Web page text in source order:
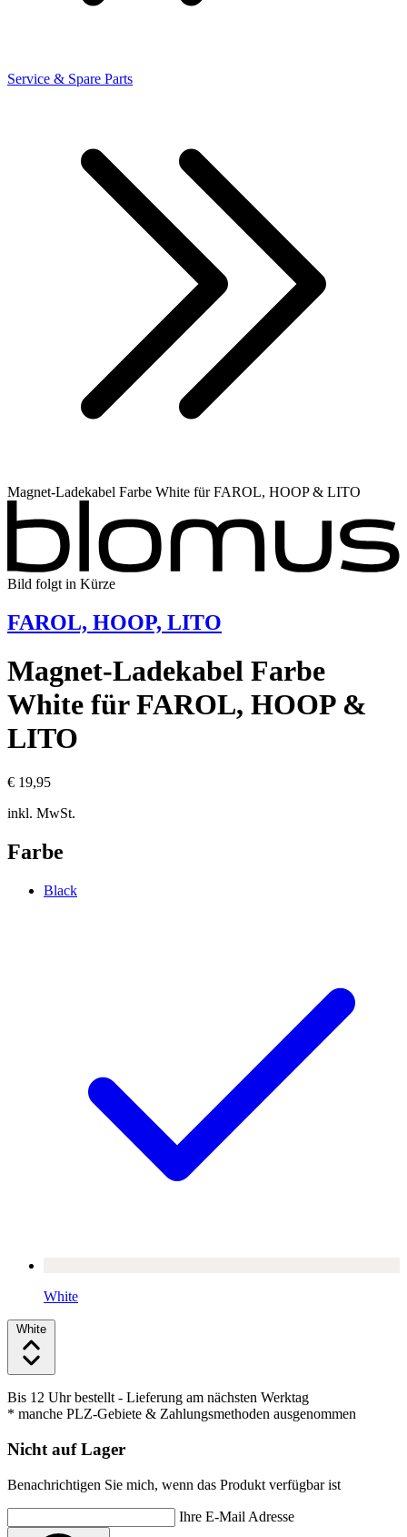
Service & Spare Parts
Magnet-Ladekabel Farbe White für FAROL, HOOP & LITO
Bild folgt in Kürze
FAROL, HOOP, LITO
Magnet-Ladekabel Farbe
White für FAROL, HOOP &
LITO
€ 19,95
inkl. MwSt.
Farbe
Black
White
White
Bis 12 Uhr bestellt - Lieferung am nächsten Werktag
* manche PLZ-Gebiete & Zahlungsmethoden ausgenommen
Nicht auf Lager
Benachrichtigen Sie mich, wenn das Produkt verfügbar ist
Ihre E-Mail Adresse